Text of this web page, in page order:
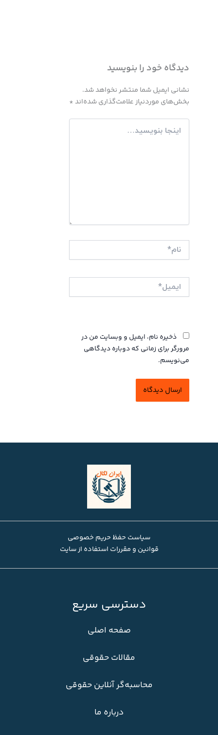
دیدگاه‌ خود را بنویسید
نشانی ایمیل شما منتشر نخواهد شد.
بخش‌های موردنیاز علامت‌گذاری شده‌اند *
اینجا
بنویسید…
نام*
ایمیل*
ذخیره نام، ایمیل و وبسایت من در
مرورگر برای زمانی که دوباره دیدگاهی
می‌نویسم.
سیاست حفظ حریم خصوصی
قوانین و مقررات استفاده از سایت
دسترسی سریع
صفحه اصلی
مقالات حقوقی
محاسبه‌گر آنلاین حقوقی
درباره ما